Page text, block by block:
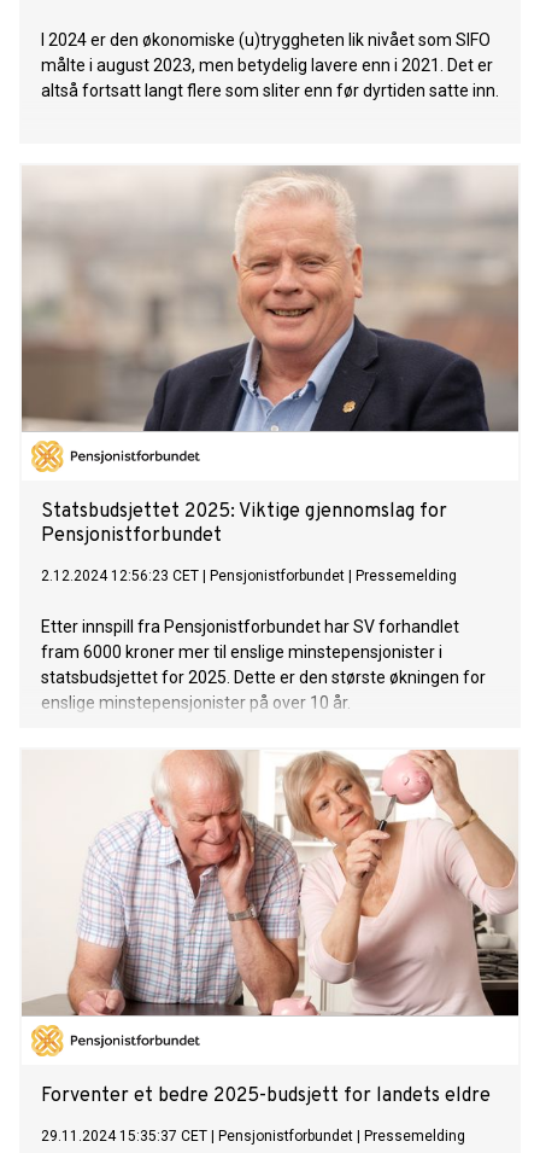
I 2024 er den økonomiske (u)tryggheten lik nivået som SIFO
målte i august 2023, men betydelig lavere enn i 2021. Det er
altså fortsatt langt flere som sliter enn før dyrtiden satte inn.
Statsbudsjettet 2025: Viktige gjennomslag for
Pensjonistforbundet
2.12.2024 12:56:23 CET Pensjonistforbundet Pressemelding
Etter innspill fra Pensjonistforbundet har SV forhandlet
fram 6000 kroner mer til enslige minstepensjonister i
statsbudsjettet for 2025. Dette er den største økningen for
enslige minstepensjonister på over 10 år.
Forventer et bedre 2025-budsjett for landets eldre
29.11.2024 15:35:37 CET Pensjonistforbundet Pressemelding